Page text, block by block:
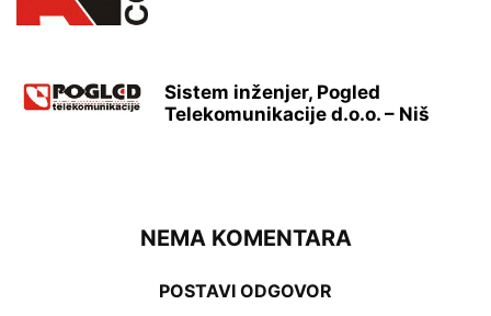
Sistem inženjer, Pogled
Telekomunikacije d.o.o. – Niš
NEMA KOMENTARA
POSTAVI ODGOVOR